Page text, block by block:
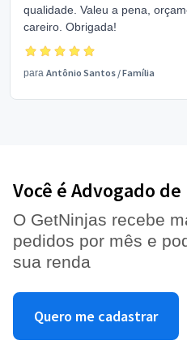
qualidade. Valeu a pena,
careiro. Obrigada!
para Antônio Santos /Família
Você é Advogado
O GetNinjas recebe
pedidos por mês e
sua renda
Quero me cadastrar